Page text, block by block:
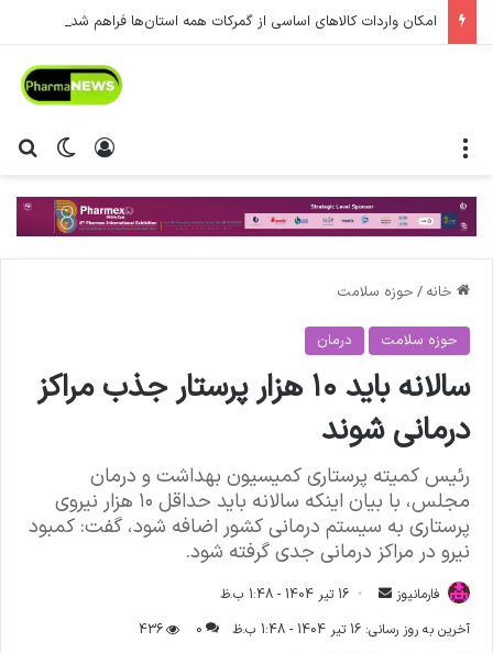
امکان واردات کالاهای اساسی از گمرکات همه استان‌ها فراهم شد.
تغییر ورود
خانه / حوزه سلامت
حوزه سلامت درمان
سالانه باید ۱۰ هزار پرستار جذب مراکز
درمانی شوند
رئیس کمیته پرستاری کمیسیون بهداشت و درمان
مجلس، با بیان اینکه سالانه باید حداقل ۱۰ هزار نیروی
پرستاری به سیستم درمانی کشور اضافه شود، گفت: کمبود
نیرو در مراکز درمانی جدی گرفته شود.
فارمانیوز
16 تیر 1404 - 1:48 ب.ظ
آخرین به روز رسانی: 16 تیر 1404 - 1:48 ب.ظ
0
436